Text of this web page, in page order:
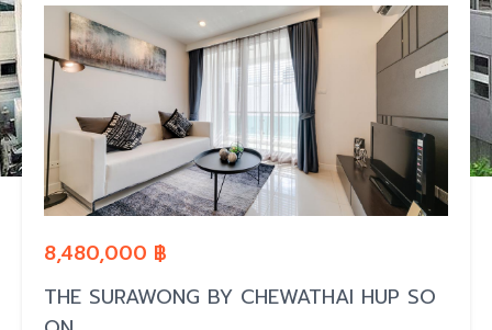
8,480,000 ฿
THE SURAWONG BY CHEWATHAI HUP SO